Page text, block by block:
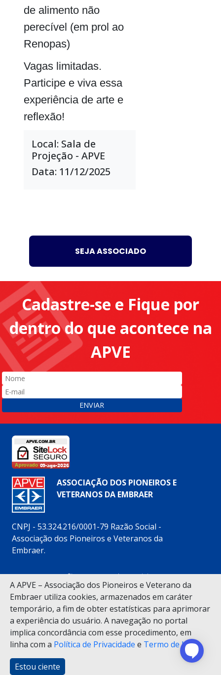
de alimento não
perecível (em prol ao
Renopas)
Vagas limitadas.
Participe e viva essa
experiência de arte e
reflexão!
Local: Sala de
Projeção - APVE
Data: 11/12/2025
SEJA ASSOCIADO
A APVE – Associação dos Pioneiros e Veterano da
Embraer utiliza cookies, armazenados em caráter
temporário, a fim de obter estatísticas para aprimorar
a experiência do usuário. A navegação no portal
implica concordância com esse procedimento, em
linha com a Política de Privacidade e Termo de Uso.
Estou ciente
Cadastre-se e Fique por
dentro do que acontece na
APVE
ENVIAR
ASSOCIAÇÃO DOS PIONEIROS E
VETERANOS DA EMBRAER
CNPJ - 53.324.216/0001-79 Razão Social -
Associação dos Pioneiros e Veteranos da
Embraer.
Siga nossas redes sociais:
(12) 3925-5200
Alameda Cândido Marciano Leite, 88 – Vila Bethânia –
Horário de funcionamento da Secretaria: 8h às 17h30